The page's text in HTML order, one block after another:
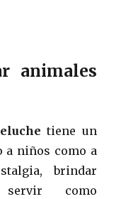
animales
tiene un
a niños como a
brindar
como